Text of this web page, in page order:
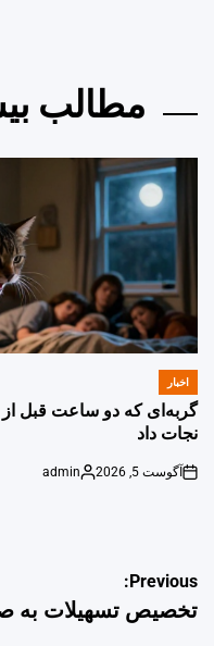
مطالب
POSTED
IN
اخبار
گربه‌ای که دو ساعت قبل از
نجات داد
on
آگوست 5, 2026
Posted
admin
راهبری
نوشته
Previous:
تخصیص تسهیلات به